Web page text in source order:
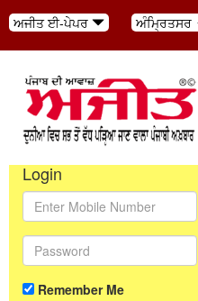
ਅਜੀਤ ਈ-ਪੇਪਰ ਅੰਮ੍ਰਿਤਸਰ
Login
Remember Me